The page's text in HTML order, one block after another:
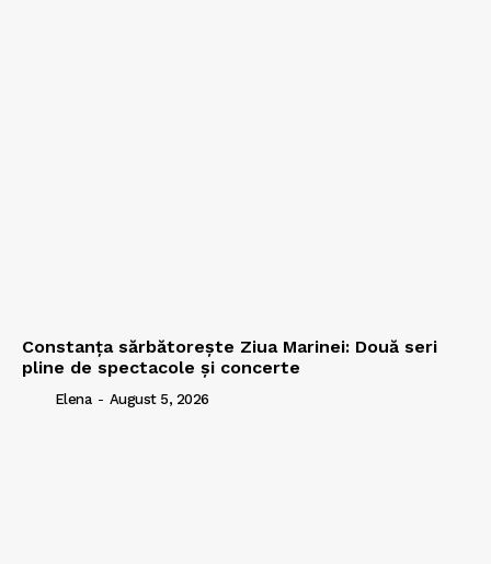
Constanța sărbătorește Ziua Marinei: Două seri
pline de spectacole și concerte
Elena - August 5, 2026